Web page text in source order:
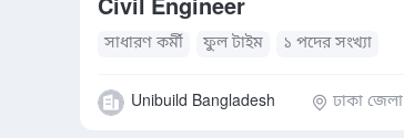
Civil Engineer
সাধারণ কর্মী ফুল টাইম ১ পদের সংখ্যা
Unibuild Bangladesh ঢাকা জেলা